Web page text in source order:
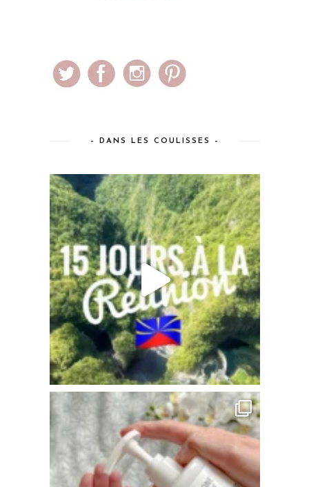
– DANS LES COULISSES –